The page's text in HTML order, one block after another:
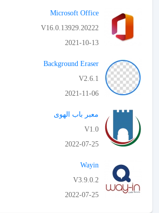
Microsoft Office
V16.0.13929.20222
2021-10-13
Background Eraser
V2.6.1
2021-11-06
معبر باب الهوى
V1.0
2022-07-25
Wayin
V3.9.0.2
2022-07-25